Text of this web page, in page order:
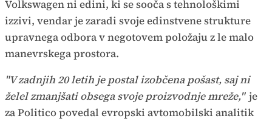
Volkswagen ni edini, ki se sooča s tehnološkimi
izzivi, vendar je zaradi svoje edinstvene strukture
upravnega odbora v negotovem položaju z le malo
manevrskega prostora.
"V zadnjih 20 letih je postal izobčena pošast, saj ni
želel zmanjšati obsega svoje proizvodnje mreže," je
za Politico povedal evropski avtomobilski analitik